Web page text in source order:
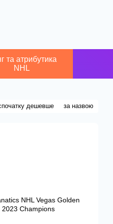
та атрибутика
NHL
дешевше за назвою